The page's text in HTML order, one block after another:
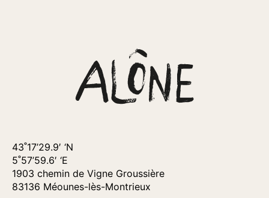
43˚17’29.9′ ‘N
5˚57’59.6′ ‘E
1903 chemin de Vigne Groussière
83136 Méounes-lès-Montrieux